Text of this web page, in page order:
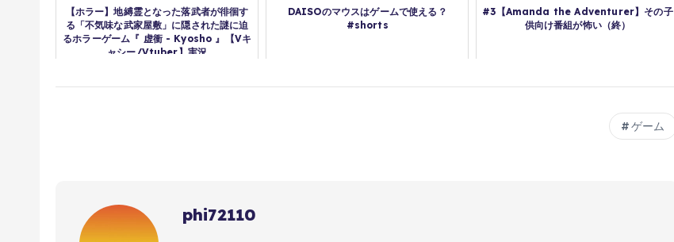
【ホラー】地縛霊となった落武者が徘徊す
る「不気味な武家屋敷」に隠された謎に迫
るホラーゲーム『 虚衝 - Kyosho 』【Vキ
ャシー/Vtuber】実況
DAISOのマウスはゲームで使える？
#shorts
#3【Amanda the Adventurer】その子
供向け番組が怖い（終）
ゲーム
phi72110